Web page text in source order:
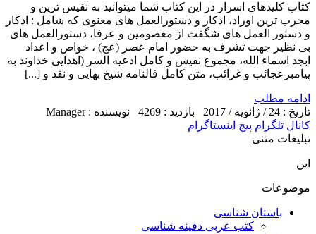
کتاب کلیدهای اسرار در این کتاب شما میتوانید به نفیس ترین و
مجرب ترین اوراد، اذکار و دستورالعمل های معنوی که شامل : اذکار
و دستور العمل های شگفت از معصومین و عرفا، دستورالعمل های
بی نظیر جهت تشرف به حضور امام عصر (عج) ، خواص و اعداد
ابجد اسماء الله، مجموع نفیس و کامل ادعیه السر (اهدایی خداوند به
پیامبرعجائب و غرائب، متن کامل فالنامه شیخ بهایی و نقد و [...]
ادامه مطلب
تاریخ : 24 / ژانویه / 2017
بازدید : 4269
نویسنده : Manager
کانال تلگرام پیج اینستاگرام
تبلیغات متنی
این
موضوعات
باستان شناسی
کتب عربی دفینه شناسی